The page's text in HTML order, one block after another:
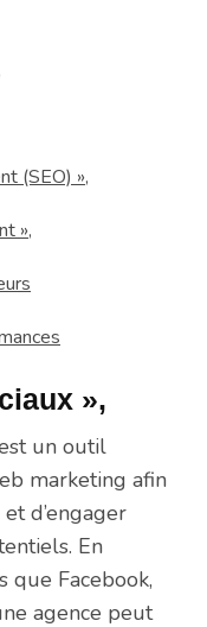
(SEO) »,
»,
»,
un outil
marketing afin
d’engager
En
Facebook,
agence peut